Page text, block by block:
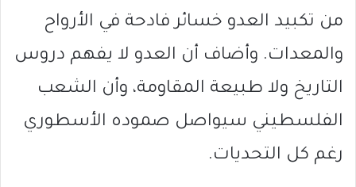
من تكبيد العدو خسائر فادحة في الأرواح
والمعدات. وأضاف أن العدو لا يفهم دروس
التاريخ ولا طبيعة المقاومة، وأن الشعب
الفلسطيني سيواصل صموده الأسطوري
رغم كل التحديات.